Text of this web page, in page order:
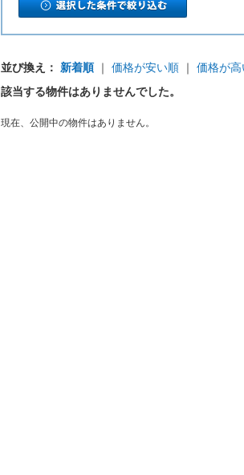
並び換え： 新着順 ｜ 価格が安い順 ｜ 価格が高
該当する物件はありませんでした。
現在、公開中の物件はありません。